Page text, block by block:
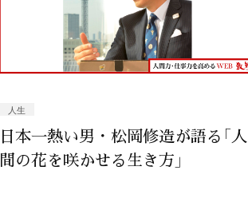
人生
日本一熱い男・松岡修造が語る「人
間の花を咲かせる生き方」